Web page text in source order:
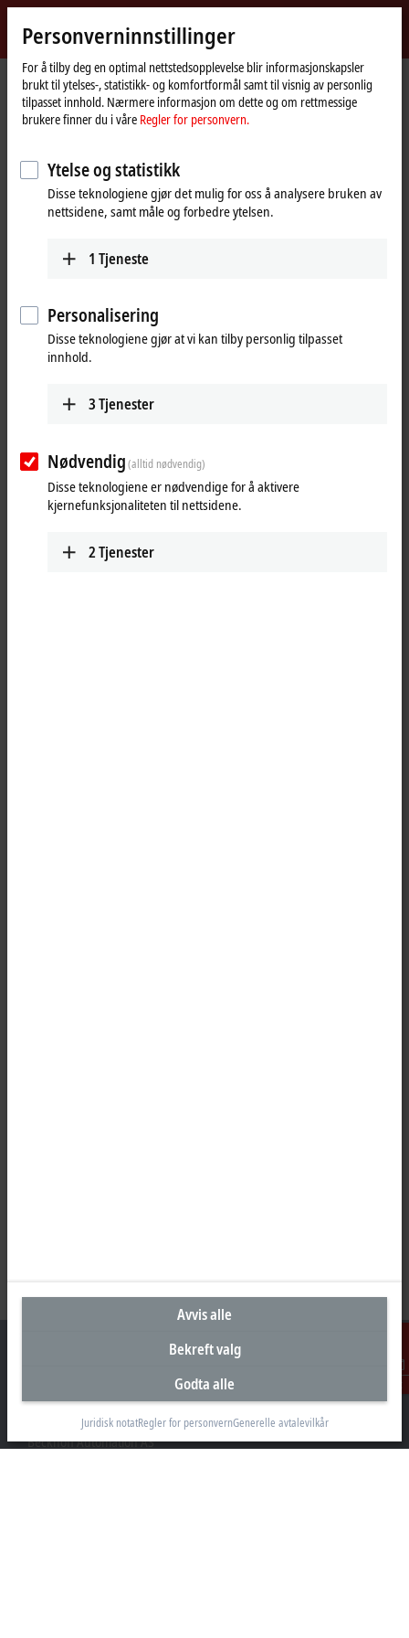
Beckhoff
-
New
Automation
Technology
HjemmesideProducts I/O
Fieldbus Box and IO-Link box
Product finder Fieldbus Box and IO-Link box
Kontakt
Product finder Fieldbus Box and IO-
Link box
Use the tabular product finder on your mobile device to access our
content.
Hovedkontor Norge
Beckhoff Automation AS
Personverninnstillinger
For å tilby deg en optimal nettstedsopplevelse blir informasjonskapsler
brukt til ytelses-, statistikk- og komfortformål samt til visnig av personlig
tilpasset innhold. Nærmere informasjon om dette og om rettmessige
brukere finner du i våre Regler for personvern.
Ytelse og statistikk
Disse teknologiene gjør det mulig for oss å analysere bruken av
nettsidene, samt måle og forbedre ytelsen.
1 Tjeneste
Personalisering
Disse teknologiene gjør at vi kan tilby personlig tilpasset
innhold.
3Tjenester
Nødvendig(alltid nødvendig)
Disse teknologiene er nødvendige for å aktivere
kjernefunksjonaliteten til nettsidene.
2Tjenester
Avvis alle
Bekreft valg
Godta alle
Juridisk notatRegler for personvernGenerelle avtalevilkår